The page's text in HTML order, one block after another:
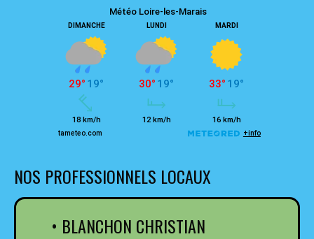
NOS PROFESSIONNELS LOCAUX
• BLANCHON CHRISTIAN